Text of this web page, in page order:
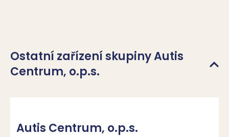
Ostatní zařízení skupiny Autis
Centrum, o.p.s.
Autis Centrum, o.p.s.